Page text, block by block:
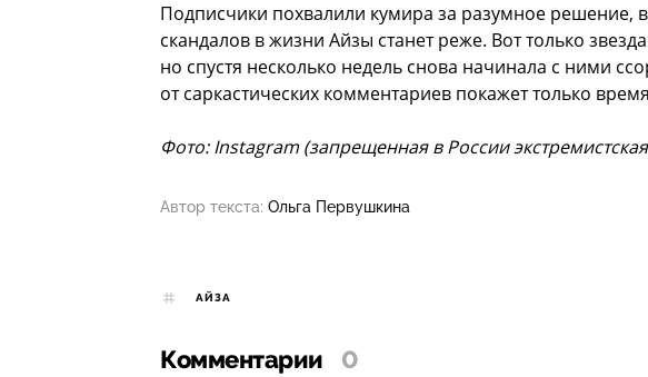
Подписчики похвалили кумира за разумное решение,
скандалов в жизни Айзы станет реже. Вот только
но спустя несколько недель снова начинала с ними
от саркастических комментариев покажет только
Фото: Instagram (запрещенная в России
Автор текста: Ольга Первушкина
АЙЗА
Комментарии 0